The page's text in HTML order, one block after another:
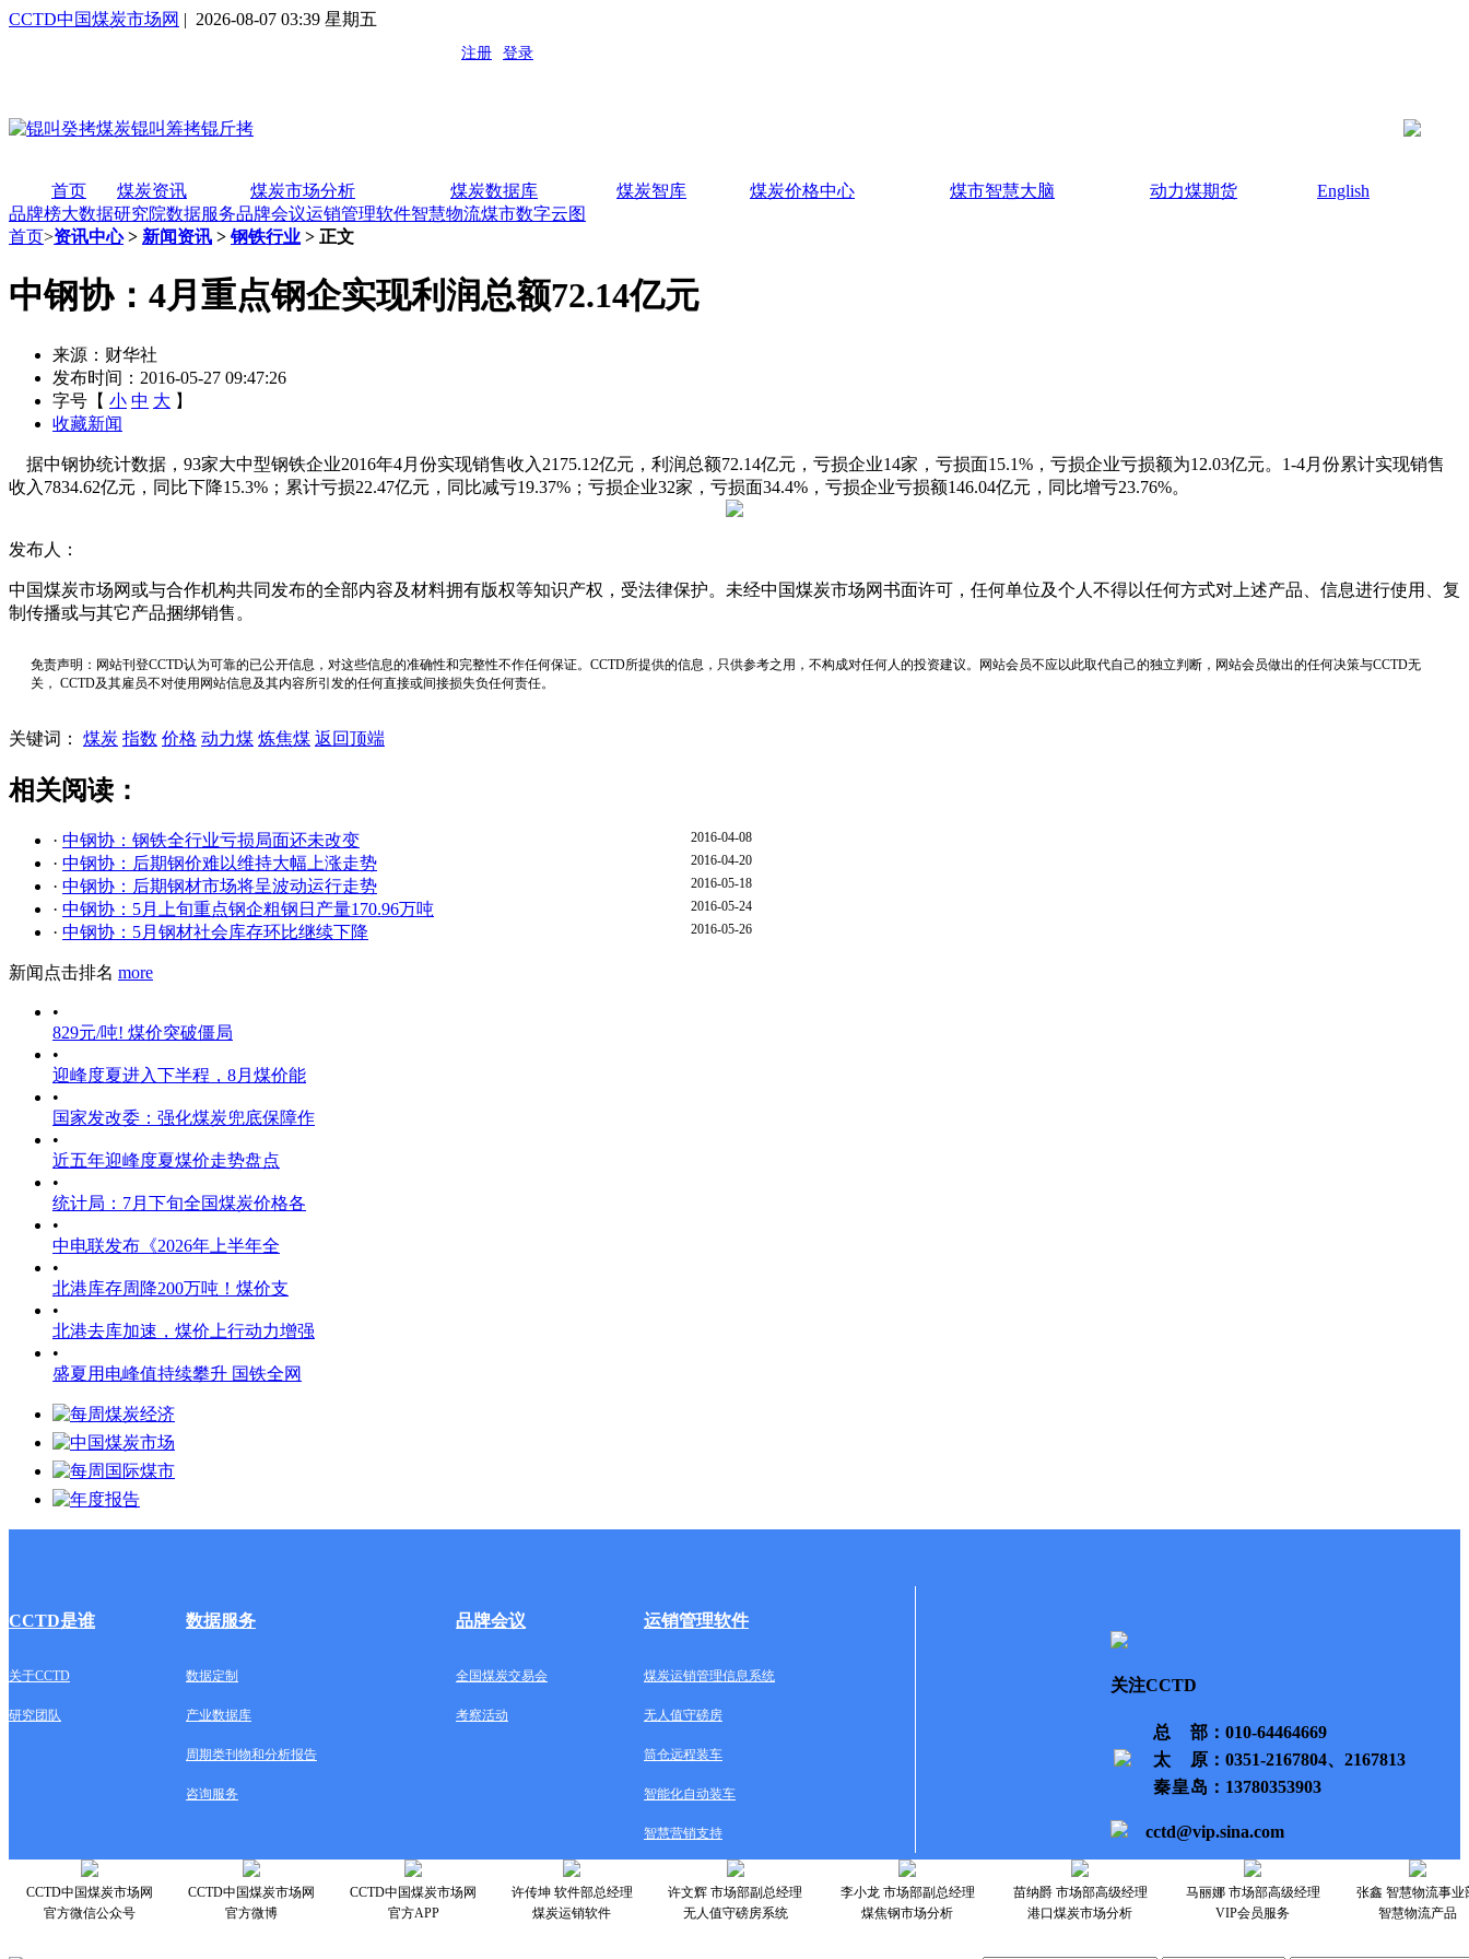
CCTD中国煤炭市场网 | 2026-08-07 03:39 星期五
首页 煤炭资讯 煤炭市场分析 煤炭数据库 煤炭智库 煤炭价格中心 煤市智慧大脑 动力煤期货
English
品牌榜大数据研究院数据服务品牌会议运销管理软件智慧物流煤市数字云图
首页>资讯中心> 新闻资讯 >钢铁行业 > 正文
中钢协：4月重点钢企实现利润总额72.14亿元
来源：财华社
发布时间：2016-05-27 09:47:26
字号【 小 中 大 】
收藏新闻
据中钢协统计数据，93家大中型钢铁企业2016年4月份实现销售收入2175.12亿元，利润总额72.14亿元，亏损企业14家，亏损面15.1%，亏损企业亏损额为12.03亿元。1-4月份累计实现销售
收入7834.62亿元，同比下降15.3%；累计亏损22.47亿元，同比减亏19.37%；亏损企业32家，亏损面34.4%，亏损企业亏损额146.04亿元，同比增亏23.76%。
发布人：
中国煤炭市场网或与合作机构共同发布的全部内容及材料拥有版权等知识产权，受法律保护。未经中国煤炭市场网书面许可，任何单位及个人不得以任何方式对上述产品、信息进行使用、复
制传播或与其它产品捆绑销售。
免责声明：网站刊登CCTD认为可靠的已公开信息，对这些信息的准确性和完整性不作任何保证。CCTD所提供的信息，只供参考之用，不构成对任何人的投资建议。网站会员不应以此取代自己的独立判断，网站会员做出的任何决策与CCTD无
关， CCTD及其雇员不对使用网站信息及其内容所引发的任何直接或间接损失负任何责任。
关键词： 煤炭 指数 价格 动力煤 炼焦煤 返回顶端
相关阅读：
· 中钢协：钢铁全行业亏损局面还未改变 2016-04-08
· 中钢协：后期钢价难以维持大幅上涨走势 2016-04-20
· 中钢协：后期钢材市场将呈波动运行走势 2016-05-18
· 中钢协：5月上旬重点钢企粗钢日产量170.96万吨 2016-05-24
· 中钢协：5月钢材社会库存环比继续下降 2016-05-26
新闻点击排名 more
•
829元/吨! 煤价突破僵局
•
迎峰度夏进入下半程，8月煤价能
•
国家发改委：强化煤炭兜底保障作
•
近五年迎峰度夏煤价走势盘点
•
统计局：7月下旬全国煤炭价格各
•
中电联发布《2026年上半年全
•
北港库存周降200万吨！煤价支
•
北港去库加速，煤价上行动力增强
•
盛夏用电峰值持续攀升 国铁全网
CCTD是谁 数据服务 品牌会议 运销管理软件
关于CCTD 数据定制 全国煤炭交易会 煤炭运销管理信息系统
研究团队 产业数据库 考察活动 无人值守磅房
周期类刊物和分析报告 筒仓远程装车
咨询服务 智能化自动装车
智慧营销支持
关注CCTD
总部 ：010-64464669
太原 ：0351-2167804、2167813
秦皇岛 ：13780353903
cctd@vip.sina.com
CCTD中国煤炭市场网
官方微信公众号
CCTD中国煤炭市场网
官方微博
CCTD中国煤炭市场网
官方APP
许传坤 软件部总经理
煤炭运销软件
许文辉 市场部副总经理
无人值守磅房系统
李小龙 市场部副总经理
煤焦钢市场分析
苗纳爵 市场部高级经理
港口煤炭市场分析
马丽娜 市场部高级经理
VIP会员服务
张鑫 智慧物流事业
智慧物流产品